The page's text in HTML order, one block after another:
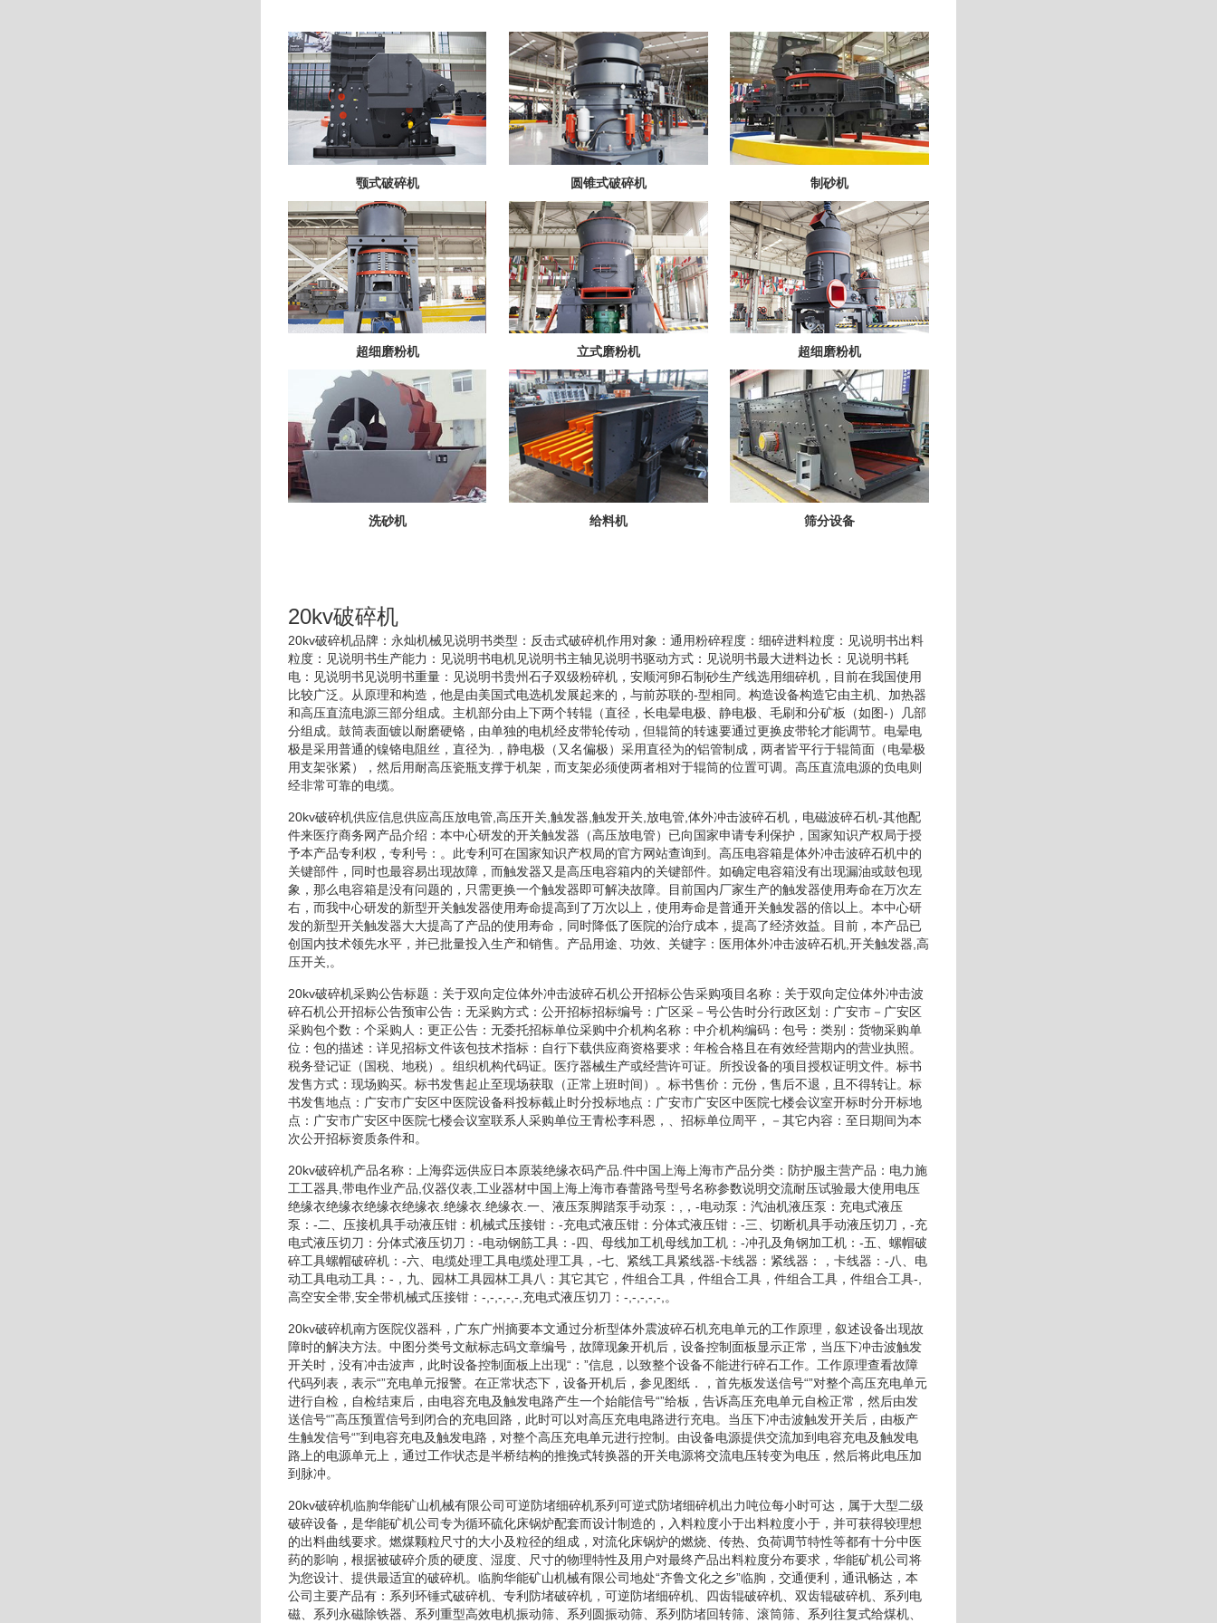
颚式破碎机 圆锥式破碎机 制砂机
超细磨粉机 立式磨粉机 超细磨粉机
洗砂机 给料机 筛分设备
20kv破碎机
20kv破碎机品牌：永灿机械见说明书类型：反击式破碎机作用对象：通用粉碎程度：细碎进料粒度：见说明书出料
粒度：见说明书生产能力：见说明书电机见说明书主轴见说明书驱动方式：见说明书最大进料边长：见说明书耗
电：见说明书见说明书重量：见说明书贵州石子双级粉碎机，安顺河卵石制砂生产线选用细碎机，目前在我国使用
比较广泛。从原理和构造，他是由美国式电选机发展起来的，与前苏联的-型相同。构造设备构造它由主机、加热器
和高压直流电源三部分组成。主机部分由上下两个转辊（直径，长电晕电极、静电极、毛刷和分矿板（如图-）几部
分组成。鼓筒表面镀以耐磨硬铬，由单独的电机经皮带轮传动，但辊筒的转速要通过更换皮带轮才能调节。电晕电
极是采用普通的镍铬电阻丝，直径为.，静电极（又名偏极）采用直径为的铝管制成，两者皆平行于辊筒面（电晕极
用支架张紧），然后用耐高压瓷瓶支撑于机架，而支架必须使两者相对于辊筒的位置可调。高压直流电源的负电则
经非常可靠的电缆。
20kv破碎机供应信息供应高压放电管,高压开关,触发器,触发开关,放电管,体外冲击波碎石机，电磁波碎石机-其他配
件来医疗商务网产品介绍：本中心研发的开关触发器（高压放电管）已向国家申请专利保护，国家知识产权局于授
予本产品专利权，专利号：。此专利可在国家知识产权局的官方网站查询到。高压电容箱是体外冲击波碎石机中的
关键部件，同时也最容易出现故障，而触发器又是高压电容箱内的关键部件。如确定电容箱没有出现漏油或鼓包现
象，那么电容箱是没有问题的，只需更换一个触发器即可解决故障。目前国内厂家生产的触发器使用寿命在万次左
右，而我中心研发的新型开关触发器使用寿命提高到了万次以上，使用寿命是普通开关触发器的倍以上。本中心研
发的新型开关触发器大大提高了产品的使用寿命，同时降低了医院的治疗成本，提高了经济效益。目前，本产品已
创国内技术领先水平，并已批量投入生产和销售。产品用途、功效、关键字：医用体外冲击波碎石机,开关触发器,高
压开关,。
20kv破碎机采购公告标题：关于双向定位体外冲击波碎石机公开招标公告采购项目名称：关于双向定位体外冲击波
碎石机公开招标公告预审公告：无采购方式：公开招标招标编号：广区采－号公告时分行政区划：广安市－广安区
采购包个数：个采购人：更正公告：无委托招标单位采购中介机构名称：中介机构编码：包号：类别：货物采购单
位：包的描述：详见招标文件该包技术指标：自行下载供应商资格要求：年检合格且在有效经营期内的营业执照。
税务登记证（国税、地税）。组织机构代码证。医疗器械生产或经营许可证。所投设备的项目授权证明文件。标书
发售方式：现场购买。标书发售起止至现场获取（正常上班时间）。标书售价：元份，售后不退，且不得转让。标
书发售地点：广安市广安区中医院设备科投标截止时分投标地点：广安市广安区中医院七楼会议室开标时分开标地
点：广安市广安区中医院七楼会议室联系人采购单位王青松李科恩，、招标单位周平，－其它内容：至日期间为本
次公开招标资质条件和。
20kv破碎机产品名称：上海弈远供应日本原装绝缘衣码产品.件中国上海上海市产品分类：防护服主营产品：电力施
工工器具,带电作业产品,仪器仪表,工业器材中国上海上海市春蕾路号型号名称参数说明交流耐压试验最大使用电压
绝缘衣绝缘衣绝缘衣绝缘衣.绝缘衣.绝缘衣.一、液压泵脚踏泵手动泵：,，-电动泵：汽油机液压泵：充电式液压
泵：-二、压接机具手动液压钳：机械式压接钳：-充电式液压钳：分体式液压钳：-三、切断机具手动液压切刀，-充
电式液压切刀：分体式液压切刀：-电动钢筋工具：-四、母线加工机母线加工机：-冲孔及角钢加工机：-五、螺帽破
碎工具螺帽破碎机：-六、电缆处理工具电缆处理工具，-七、紧线工具紧线器-卡线器：紧线器：，卡线器：-八、电
动工具电动工具：-，九、园林工具园林工具八：其它其它，件组合工具，件组合工具，件组合工具，件组合工具-,
高空安全带,安全带机械式压接钳：-,-,-,-,-,充电式液压切刀：-,-,-,-,-,。
20kv破碎机南方医院仪器科，广东广州摘要本文通过分析型体外震波碎石机充电单元的工作原理，叙述设备出现故
障时的解决方法。中图分类号文献标志码文章编号，故障现象开机后，设备控制面板显示正常，当压下冲击波触发
开关时，没有冲击波声，此时设备控制面板上出现“：”信息，以致整个设备不能进行碎石工作。工作原理查看故障
代码列表，表示“”充电单元报警。在正常状态下，设备开机后，参见图纸．，首先板发送信号“”对整个高压充电单元
进行自检，自检结束后，由电容充电及触发电路产生一个始能信号“”给板，告诉高压充电单元自检正常，然后由发
送信号“”高压预置信号到闭合的充电回路，此时可以对高压充电电路进行充电。当压下冲击波触发开关后，由板产
生触发信号“”到电容充电及触发电路，对整个高压充电单元进行控制。由设备电源提供交流加到电容充电及触发电
路上的电源单元上，通过工作状态是半桥结构的推挽式转换器的开关电源将交流电压转变为电压，然后将此电压加
到脉冲。
20kv破碎机临朐华能矿山机械有限公司可逆防堵细碎机系列可逆式防堵细碎机出力吨位每小时可达，属于大型二级
破碎设备，是华能矿机公司专为循环硫化床锅炉配套而设计制造的，入料粒度小于出料粒度小于，并可获得较理想
的出料曲线要求。燃煤颗粒尺寸的大小及粒径的组成，对流化床锅炉的燃烧、传热、负荷调节特性等都有十分中医
药的影响，根据被破碎介质的硬度、湿度、尺寸的物理特性及用户对最终产品出料粒度分布要求，华能矿机公司将
为您设计、提供最适宜的破碎机。临朐华能矿山机械有限公司地处“齐鲁文化之乡”临朐，交通便利，通讯畅达，本
公司主要产品有：系列环锤式破碎机、专利防堵破碎机，可逆防堵细碎机、四齿辊破碎机、双齿辊破碎机、系列电
磁、系列永磁除铁器、系列重型高效电机振动筛、系列圆振动筛、系列防堵回转筛、滚筒筛、系列往复式给煤机、